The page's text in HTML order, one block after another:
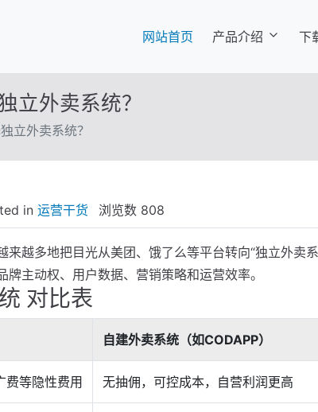
网站首页 (current)
产品介绍 下
立外卖系统？
立外卖系统？
in 运营干货 浏览数 808
越多地把目光从美团、饿了么等平台转向“独立外卖系
主动权、用户数据、营销策略和运营效率。
对比表
自建外卖系统（如CODAPP）
等隐性费用 无抽佣，可控成本，自营利润更高